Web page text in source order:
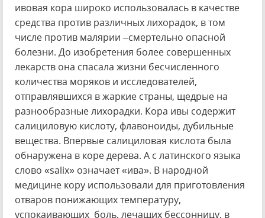
ивовая кора широко использовалась в качестве
средства против различных лихорадок, в том
числе против малярии –смертельно опасной
болезни. До изобретения более совершенных
лекарств она спасала жизни бесчисленного
количества моряков и исследователей,
отправлявшихся в жаркие страны, щедрые на
разнообразные лихорадки. Кора ивы содержит
салициловую кислоту, флавоноиды, дубильные
вещества. Впервые салициловая кислота была
обнаружена в коре дерева. А с латинского языка
слово «salix» означает «ива». В народной
медицине кору использовали для приготовления
отваров понижающих температуру,
успокаивающих боль, лечащих бессонницу, в